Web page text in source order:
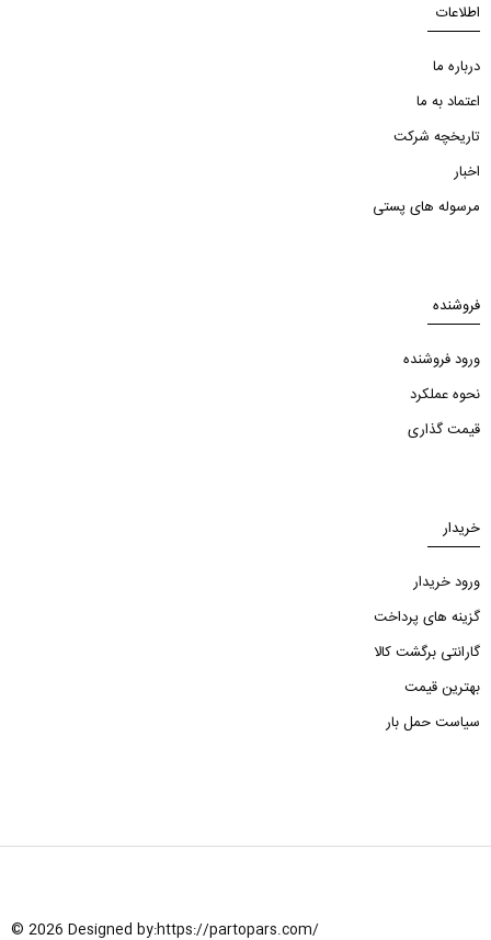
اطلاعات
درباره ما
اعتماد به ما
تاریخچه شرکت
اخبار
مرسوله های پستی
فروشنده
ورود فروشنده
نحوه عملکرد
قیمت گذاری
خریدار
ورود خریدار
گزینه های پرداخت
گارانتی برگشت کالا
بهترین قیمت
سیاست حمل بار
© 2026 Designed by:https://partopars.com/